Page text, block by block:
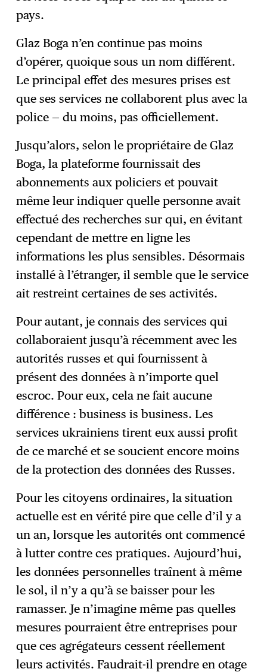
pays.
Glaz Boga n’en continue pas moins
d’opérer, quoique sous un nom différent.
Le principal effet des mesures prises est
que ses services ne collaborent plus avec la
police — du moins, pas officiellement.
Jusqu’alors, selon le propriétaire de Glaz
Boga, la plateforme fournissait des
abonnements aux policiers et pouvait
même leur indiquer quelle personne avait
effectué des recherches sur qui, en évitant
cependant de mettre en ligne les
informations les plus sensibles. Désormais
installé à l’étranger, il semble que le service
ait restreint certaines de ses activités.
Pour autant, je connais des services qui
collaboraient jusqu’à récemment avec les
autorités russes et qui fournissent à
présent des données à n’importe quel
escroc. Pour eux, cela ne fait aucune
différence : business is business. Les
services ukrainiens tirent eux aussi profit
de ce marché et se soucient encore moins
de la protection des données des Russes.
Pour les citoyens ordinaires, la situation
actuelle est en vérité pire que celle d’il y a
un an, lorsque les autorités ont commencé
à lutter contre ces pratiques. Aujourd’hui,
les données personnelles traînent à même
le sol, il n’y a qu’à se baisser pour les
ramasser. Je n’imagine même pas quelles
mesures pourraient être entreprises pour
que ces agrégateurs cessent réellement
leurs activités. Faudrait-il prendre en otage